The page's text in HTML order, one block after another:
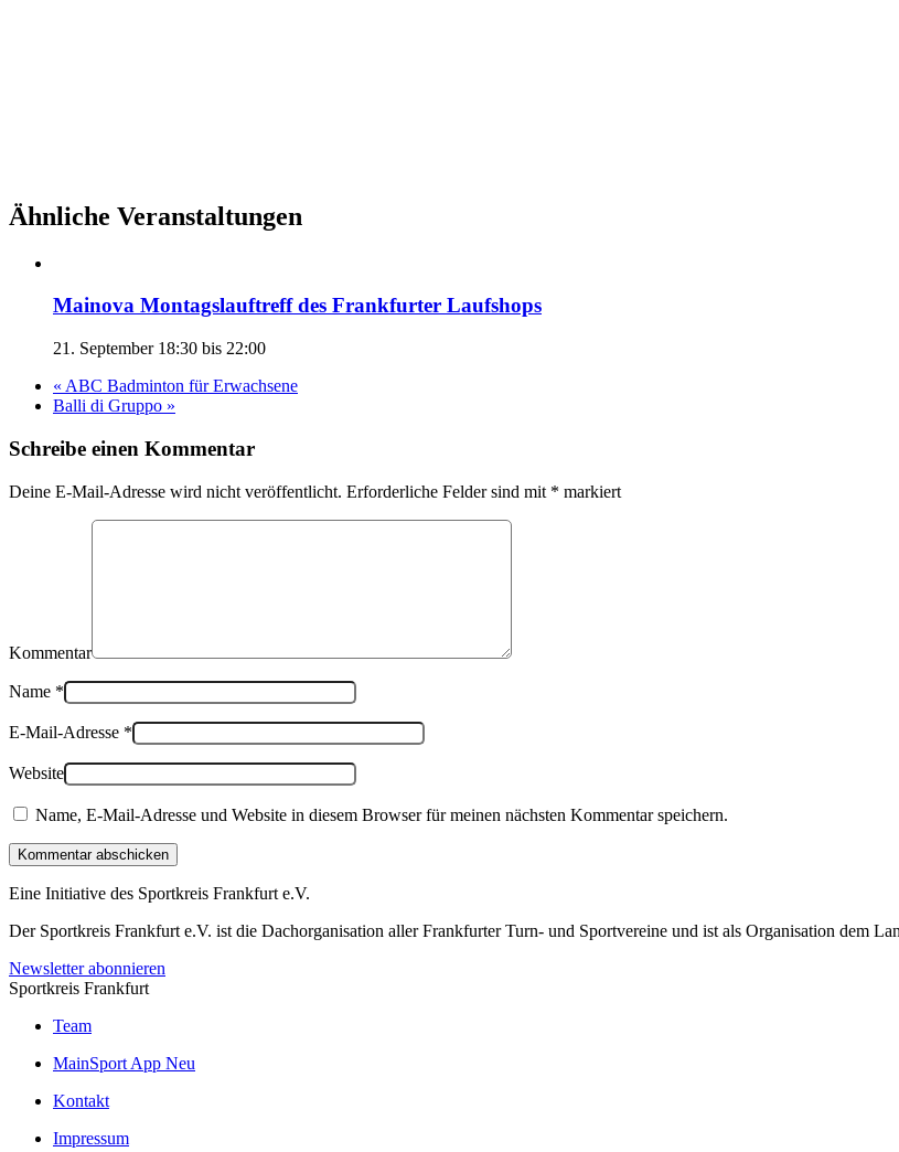
Ähnliche Veranstaltungen
Mainova Montagslauftreff des Frankfurter Laufshops
21. September 18:30 bis 22:00
« ABC Badminton für Erwachsene
Balli di Gruppo »
Schreibe einen Kommentar
Deine E-Mail-Adresse wird nicht veröffentlicht. Erforderliche Felder sind mit * markiert
Kommentar
Name *
E-Mail-Adresse *
Website
Name, E-Mail-Adresse und Website in diesem Browser für meinen nächsten Kommentar speichern.
Kommentar abschicken
Eine Initiative des Sportkreis Frankfurt e.V.
Der Sportkreis Frankfurt e.V. ist die Dachorganisation aller Frankfurter Turn- und Sportvereine und ist als Organisation dem
Newsletter abonnieren
Sportkreis Frankfurt
Team
MainSport App Neu
Kontakt
Impressum